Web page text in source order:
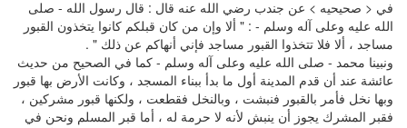
في < صحيحيه > عن جندب رضي الله عنه قال : قال رسول الله - صلى
الله عليه وعلى آله وسلم - : " ألا وإن من كان قبلكم كانوا يتخذون القبور
مساجد ، ألا فلا تتخذوا القبور مساجد فإني أنهاكم عن ذلك " .
ونبينا محمد - صلى الله عليه وعلى آله وسلم - كما في الصحيح من حديث
عائشة عند أن قدم المدينة أول ما بدأ ببناء المسجد ، وكانت الأرض بها قبور
وبها نخل فأمر بالقبور فنبشت ، وبالنخل فقطعت ، ولكنها قبور مشركين ،
فقبر المشرك يجوز أن ينبش لأنه لا حرمة له ، أما قبر المسلم ونحن في